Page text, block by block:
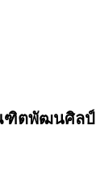
ฑิตพัฒนศิลป์